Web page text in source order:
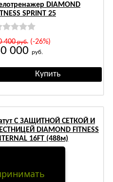
DIAMOND
SPRINT 25
400руб.(-26%)
000 руб.
С ЗАЩИТНОЙ СЕТКОЙ И
DIAMOND FITNESS
16FT (488м)
100руб.